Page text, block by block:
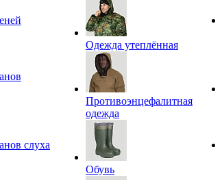
слуха
Одежда утеплённая
Противоэнцефалитная
одежда
Обувь